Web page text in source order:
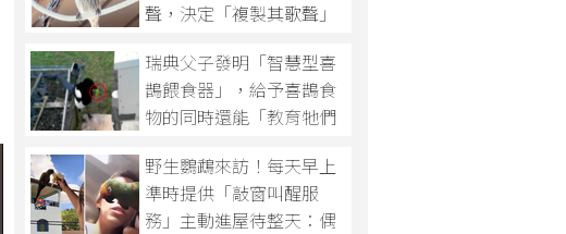
聲，決定「複製其歌聲」
唱」？
瑞典父子發明「智慧型喜
鵲餵食器」，給予喜鵲食
物的同時還能「教育牠們
野生鸚鵡來訪！每天早上
準時提供「敲窗叫醒服
務」主動進屋待整天：偶